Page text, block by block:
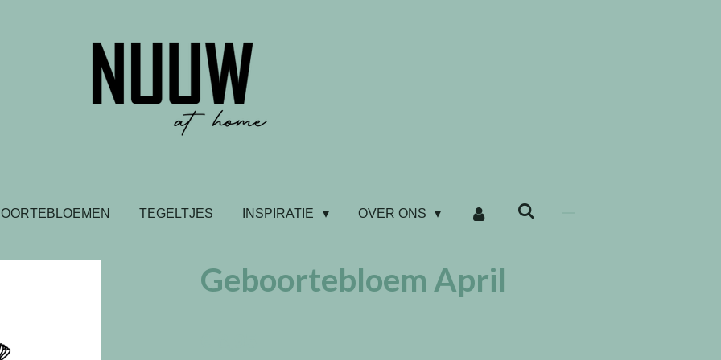
TEGELTJES INSPIRATIE OVER ONS
Geboortebloem April